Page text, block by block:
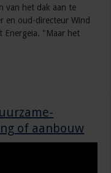
van het dak aan te
en oud-directeur Wind
Energeia. "Maar het
of aanbouw